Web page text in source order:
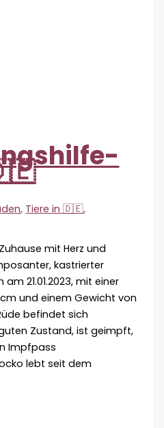
, Tiere in 🇩🇪,
mit Herz und
kastrierter
21.01.2023, mit einer
und einem Gewicht von
befindet sich
Zustand, ist geimpft,
Impfpass
lebt seit dem